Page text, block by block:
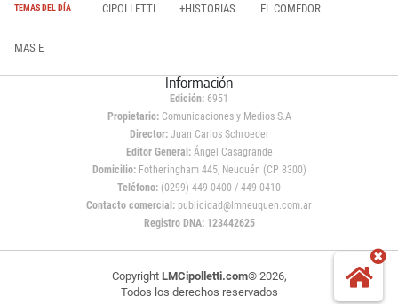
TEMAS DEL DÍA CIPOLLETTI +HISTORIAS EL COMEDOR
MAS E
Información
Edición: 6951
Propietario:Comunicaciones y Medios S.A
Director: Juan Carlos Schroeder
Editor General:Ángel Casagrande
Domicilio:Fotheringham 445, Neuquén (CP 8300)
Teléfono: (0299) 449 0400 / 449 0410
Contacto comercial: publicidad@lmneuquen.com.ar
Registro DNA: 123442625
Copyright LMCipolletti.com© 2026,
Todos los derechos reservados